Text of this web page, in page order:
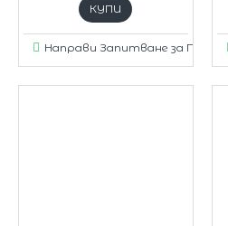
КУПИ
Направи Запитване за